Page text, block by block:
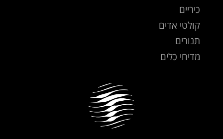
כיריים
קולטי אדים
תנורים
מדיחי כלים